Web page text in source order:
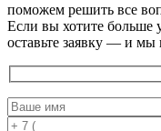
поможем решить все
Если вы хотите больше
оставьте заявку — и мы